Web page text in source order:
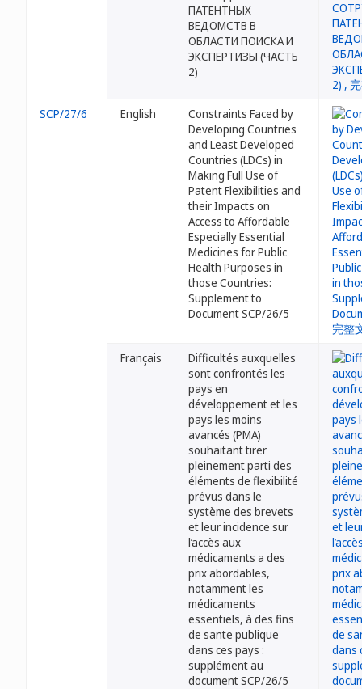
ПАТЕНТНЫХ
ВЕДОМСТВ В
ОБЛАСТИ ПОИСКА И
ЭКСПЕРТИЗЫ (ЧАСТЬ
2)
SCP/27/6 English
Constraints Faced by
Developing Countries
and Least Developed
Countries (LDCs) in
Making Full Use of
Patent Flexibilities and
their Impacts on
Access to Affordable
Especially Essential
Medicines for Public
Health Purposes in
those Countries:
Supplement to
Document SCP/26/5
Français
Difficultés auxquelles
sont confrontés les
pays en
développement et les
pays les moins
avancés (PMA)
souhaitant tirer
pleinement parti des
éléments de flexibilité
prévus dans le
système des brevets
et leur incidence sur
l’accès aux
médicaments a des
prix abordables,
notamment les
médicaments
essentiels, à des fins
de sante publique
dans ces pays :
supplément au
document SCP/26/5